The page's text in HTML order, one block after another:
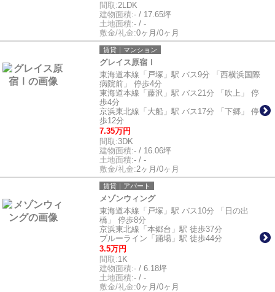
間取:2LDK
建物面積:- / 17.65坪
土地面積:- / -
敷金/礼金:0ヶ月/0ヶ月
賃貸｜マンション
グレイス原宿Ⅰ
東海道本線「戸塚」駅 バス9分 「西横浜国際
病院前」 停歩4分
東海道本線「藤沢」駅 バス21分 「吹上」 停
歩4分
京浜東北線「大船」駅 バス17分 「下郷」 停
歩12分
7.35万円
間取:3DK
建物面積:- / 16.06坪
土地面積:- / -
敷金/礼金:2ヶ月/0ヶ月
賃貸｜アパート
メゾンウィング
東海道本線「戸塚」駅 バス10分 「日の出
橋」 停歩8分
京浜東北線「本郷台」駅 徒歩37分
ブルーライン「踊場」駅 徒歩44分
3.5万円
間取:1K
建物面積:- / 6.18坪
土地面積:- / -
敷金/礼金:0ヶ月/0ヶ月